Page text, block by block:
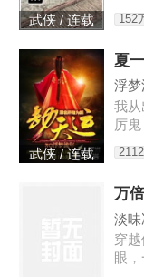
武侠 / 连载
偏宠
不该
腰，
偏
他
152
武侠 / 连载
夏
浮梦
我从
厉
给
我娶
万
淡味
穿
眼